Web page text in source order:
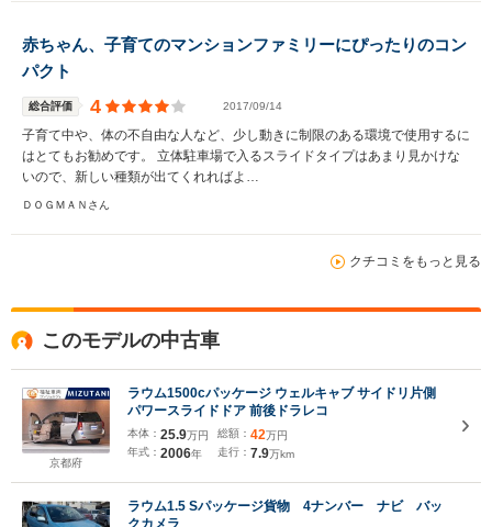
赤ちゃん、子育てのマンションファミリーにぴったりのコン
パクト
総合評価 4 2017/09/14
子育て中や、体の不自由な人など、少し動きに制限のある環境で使用するに
はとてもお勧めです。 立体駐車場で入るスライドタイプはあまり見かけな
いので、新しい種類が出てくれればよ…
ＤＯＧＭＡＮさん
クチコミをもっと見る
このモデルの中古車
京都府
ラウム1500cパッケージ ウェルキャブ サイドリ片側
パワースライドドア 前後ドラレコ
本体： 25.9万円
年式： 2006年
総額： 42万円
走行： 7.9万km
ラウム1.5 Sパッケージ貨物 4ナンバー ナビ バッ